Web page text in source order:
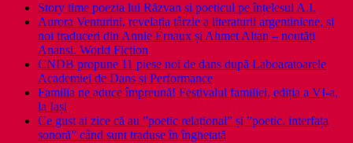
Story time poezia lui Răzvan și poeticul pe înțelesul A.I.
Aurora Venturini, revelația târzie a literaturii argentiniene, și
noi traduceri din Annie Ernaux și Ahmet Altan – noutăți
Anansi. World Fiction
CNDB propune 11 piese noi de dans după Laboaratoarele
Academiei de Dans și Performance
Familia ne aduce împreună! Festivalul familiei, ediția a VI-a,
la Iași
Ce gust ai zice că au ”poetic relațional” și ”poetic. interfața
sonoră” când sunt traduse în înghețată